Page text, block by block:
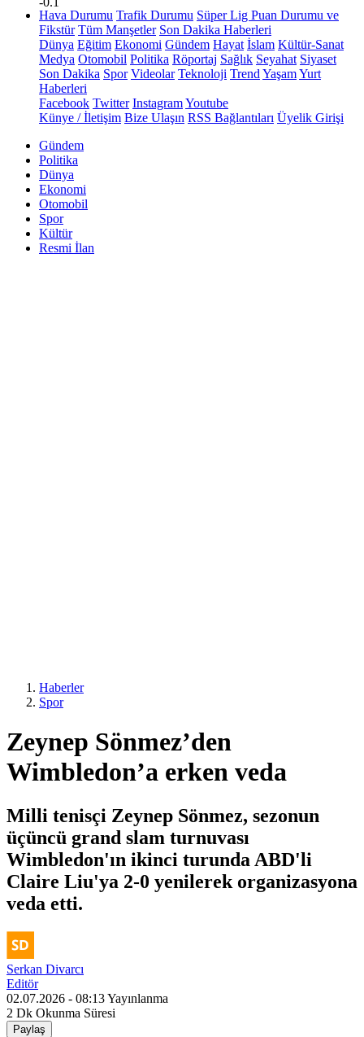
Hava Durumu Trafik Durumu Süper Lig Puan Durumu ve
Fikstür Tüm Manşetler Son Dakika Haberleri
Dünya Eğitim Ekonomi Gündem Hayat İslam Kültür-Sanat
Medya Otomobil Politika Röportaj Sağlık Seyahat Siyaset
Son Dakika Spor Videolar Teknoloji Trend YaşamYurt
Haberleri
Facebook Twitter InstagramYoutube
Künye / İletişim Bize Ulaşın RSS Bağlantıları Üyelik Girişi
Gündem
Politika
Dünya
Ekonomi
Otomobil
Spor
Kültür
Resmi İlan
Haberler
Spor
Zeynep Sönmez’den
Wimbledon’a erken veda
Milli tenisçi Zeynep Sönmez, sezonun
üçüncü grand slam turnuvası
Wimbledon'ın ikinci turunda ABD'li
Claire Liu'ya 2-0 yenilerek organizasyona
veda etti.
Serkan Divarcı
Editör
02.07.2026 - 08:13Yayınlanma
2 Dk Okunma Süresi
Paylaş